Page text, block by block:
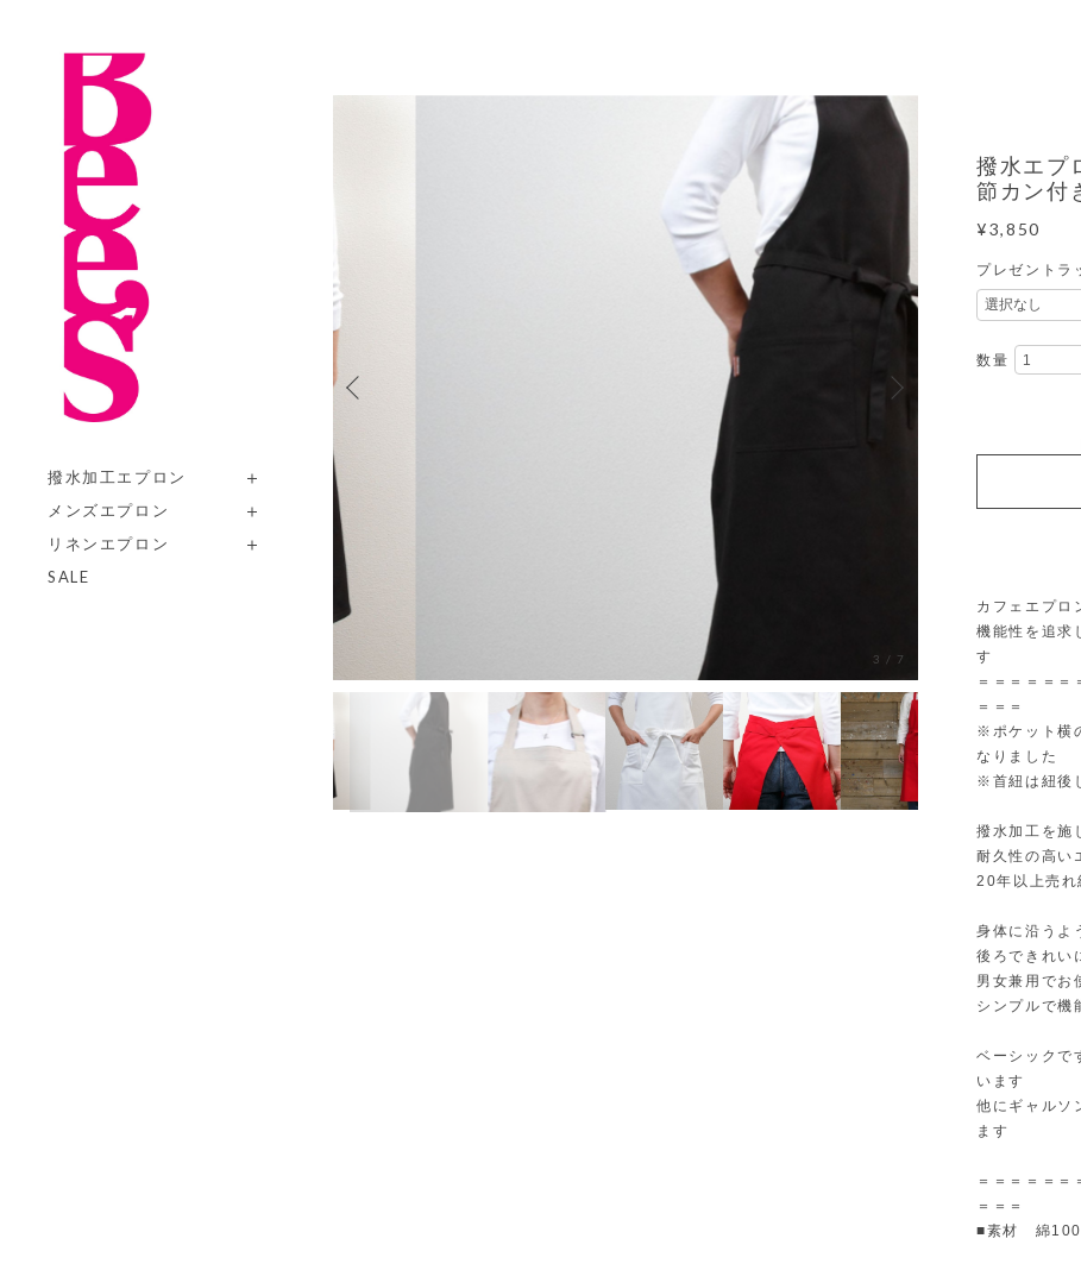
撥水加工エプロン
メンズエプロン
リネンエプロン
SALE
3 / 7
撥水エ
節カン付
¥3,850
プレゼントラ
数量
カフェエプロ
機能性を追求
す
＝＝＝＝＝＝
＝＝＝
※ポケット横
なりました
※首紐は紐後
撥水加工を施
耐久性の高い
20年以上売れ
身体に沿うよ
後ろできれい
男女兼用でお
シンプルで機
ベーシックで
います
他にギャルソ
ます
＝＝＝＝＝＝
＝＝＝
■素材 綿100